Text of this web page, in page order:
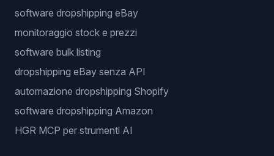
software dropshipping eBay
monitoraggio stock e prezzi
software bulk listing
dropshipping eBay senza API
automazione dropshipping Shopify
software dropshipping Amazon
HGR MCP per strumenti AI